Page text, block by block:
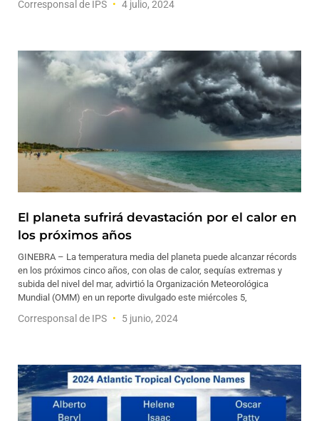
Corresponsal de IPS 4 julio, 2024
El planeta sufrirá devastación por el calor en
los próximos años
GINEBRA – La temperatura media del planeta puede alcanzar récords
en los próximos cinco años, con olas de calor, sequías extremas y
subida del nivel del mar, advirtió la Organización Meteorológica
Mundial (OMM) en un reporte divulgado este miércoles 5,
Corresponsal de IPS 5 junio, 2024